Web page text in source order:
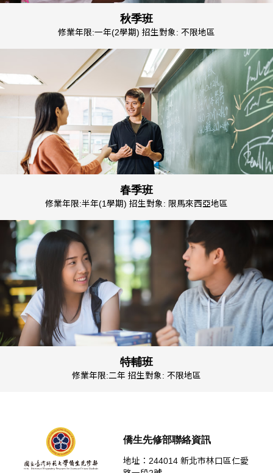
秋季班
修業年限:一年(2學期) 招生對象: 不限地區
春季班
修業年限:半年(1學期) 招生對象: 限馬來西亞地區
特輔班
修業年限:二年 招生對象: 不限地區
僑生先修部聯絡資訊
地址：244014 新北市林口區仁愛